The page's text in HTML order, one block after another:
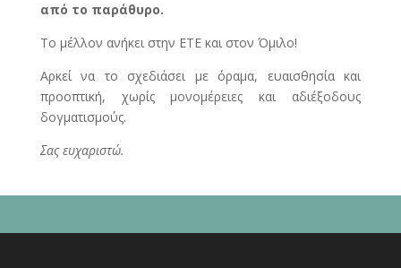
από το παράθυρο.
Το μέλλον ανήκει στην ΕΤΕ και στον Όμιλο!
Αρκεί να το σχεδιάσει με όραμα, ευαισθησία και
προοπτική, χωρίς μονομέρειες και αδιέξοδους
δογματισμούς.
Σας ευχαριστώ.